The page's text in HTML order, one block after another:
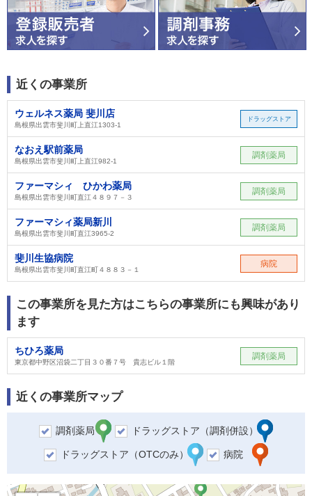
近くの事業所
ウェルネス薬局 斐川店
島根県出雲市斐川町上直江1303-1
ドラッグストア
なおえ駅前薬局
島根県出雲市斐川町上直江982‐1
調剤薬局
ファーマシィ ひかわ薬局
島根県出雲市斐川町直江４８９７－３
調剤薬局
ファーマシィ薬局新川
島根県出雲市斐川町直江3965-2
調剤薬局
斐川生協病院
島根県出雲市斐川町直江町４８８３－１
病院
この事業所を見た方はこちらの事業所にも興味があり
ます
ちひろ薬局
東京都中野区沼袋二丁目３０番７号 貴志ビル１階
調剤薬局
近くの事業所マップ
調剤薬局 ドラッグストア（調剤併設）
ドラッグストア（OTCのみ） 病院